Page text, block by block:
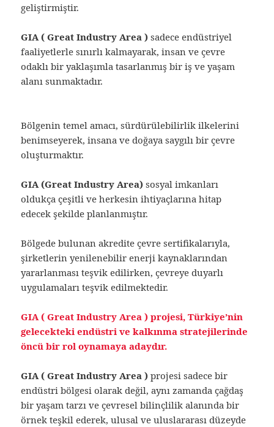
geliştirmiştir.
GIA ( Great Industry Area )sadece endüstriyel
faaliyetlerle sınırlı kalmayarak, insan ve çevre
odaklı bir yaklaşımla tasarlanmış bir iş ve yaşam
alanı sunmaktadır.
Bölgenin temel amacı, sürdürülebilirlik ilkelerini
benimseyerek, insana ve doğaya saygılı bir çevre
oluşturmaktır.
GIA (Great Industry Area) sosyal imkanları
oldukça çeşitli ve herkesin ihtiyaçlarına hitap
edecek şekilde planlanmıştır.
Bölgede bulunan akredite çevre sertifikalarıyla,
şirketlerin yenilenebilir enerji kaynaklarından
yararlanması teşvik edilirken, çevreye duyarlı
uygulamaları teşvik edilmektedir.
GIA ( Great Industry Area ) projesi, Türkiye’nin
gelecekteki endüstri ve kalkınma stratejilerinde
öncü bir rol oynamaya adaydır.
GIA ( Great Industry Area ) projesi sadece bir
endüstri bölgesi olarak değil, aynı zamanda çağdaş
bir yaşam tarzı ve çevresel bilinçlilik alanında bir
örnek teşkil ederek, ulusal ve uluslararası düzeyde